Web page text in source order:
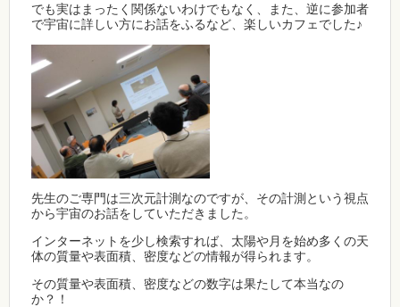
でも実はまったく関係ないわけでもなく、また、逆に参加者
で宇宙に詳しい方にお話をふるなど、楽しいカフェでした♪
先生のご専門は三次元計測なのですが、その計測という視点
から宇宙のお話をしていただきました。
インターネットを少し検索すれば、太陽や月を始め多くの天
体の質量や表面積、密度などの情報が得られます。
その質量や表面積、密度などの数字は果たして本当なの
か？！